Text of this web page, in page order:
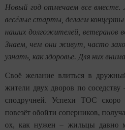
Новый год отмечаем все
весёлые старты, делаем
наших долгожителей, ветеранов
Знаем, чем они живут, часто
узнать, как здоровье. Для них
Своё желание влиться в
жители двух дворов по
сподручней. Успехи ТОС
повезёт обойти соперников,
ох, как нужен – жильцы давно